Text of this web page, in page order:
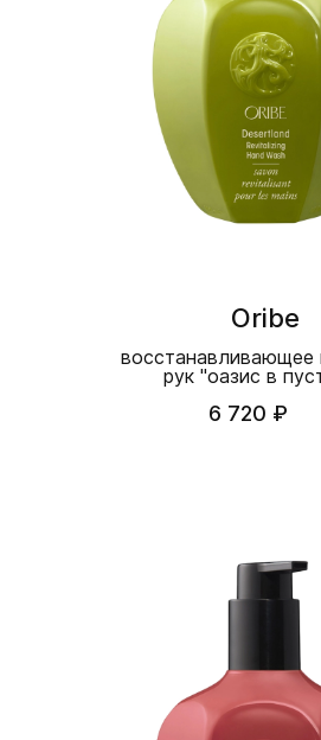
Oribe
рук "оазис в
6 720 ₽